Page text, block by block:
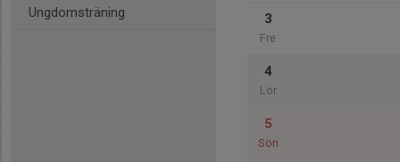
Ungdomsträning 3
Fre
4
Lör
5
Sön